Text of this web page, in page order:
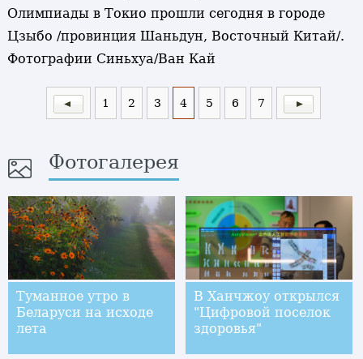
Олимпиады в Токио прошли сегодня в городе
Цзыбо /провинция Шаньдун, Восточный Китай/.
Фотографии Синьхуа/Ван Кай
1 2 3 4 5 6 7
Фотогалерея
Туманное утро в
Беларуси на исходе
лета
В Ханчжоу открылся
"Цифровой поселок
здоровья"